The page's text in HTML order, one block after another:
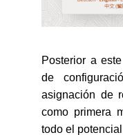
Posterior a
de
asignación de
como primera
todo el